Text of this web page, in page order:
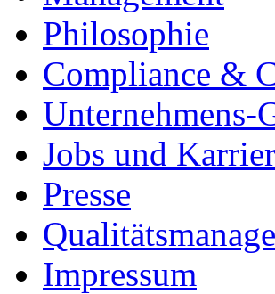
Philosophie
Compliance &
Unternehmens-
Jobs und
Presse
Impressum